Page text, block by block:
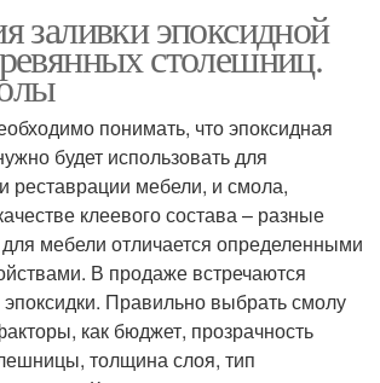
заливки эпоксидной
столешниц.
понимать, что эпоксидная
будет использовать для
реставрации мебели, и смола,
клеевого состава – разные
мебели отличается определенными
В продаже встречаются
эпоксидки. Правильно выбрать смолу
как бюджет, прозрачность
толщина слоя, тип